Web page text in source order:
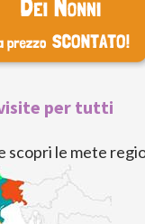
per tutti
scopri le mete